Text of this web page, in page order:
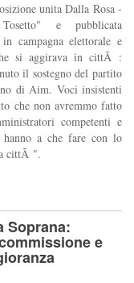
unita Dalla Rosa -
e pubblicata
campagna elettorale e
si aggirava in cittÃ :
il sostegno del partito
di Aim. Voci insistenti
che non avremmo fatto
competenti e
a che fare con lo
cittÃ ".
Soprana:
e